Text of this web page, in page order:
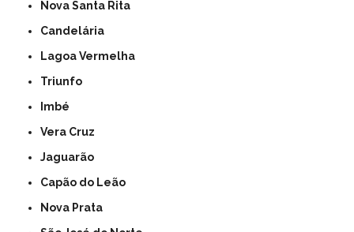
Nova Santa Rita
Candelária
Lagoa Vermelha
Triunfo
Imbé
Vera Cruz
Jaguarão
Capão do Leão
Nova Prata